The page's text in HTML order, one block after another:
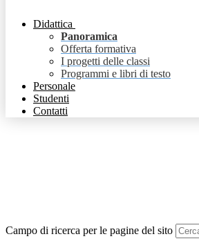
Didattica
Panoramica
Offerta formativa
I progetti delle classi
Programmi e libri di testo
Personale
Studenti
Contatti
Campo di ricerca per le pagine del sito